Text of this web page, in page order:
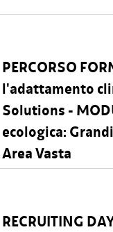
PERCORSO
l'adattamento
Solutions -
ecologica:
Area Vasta
RECRUITING